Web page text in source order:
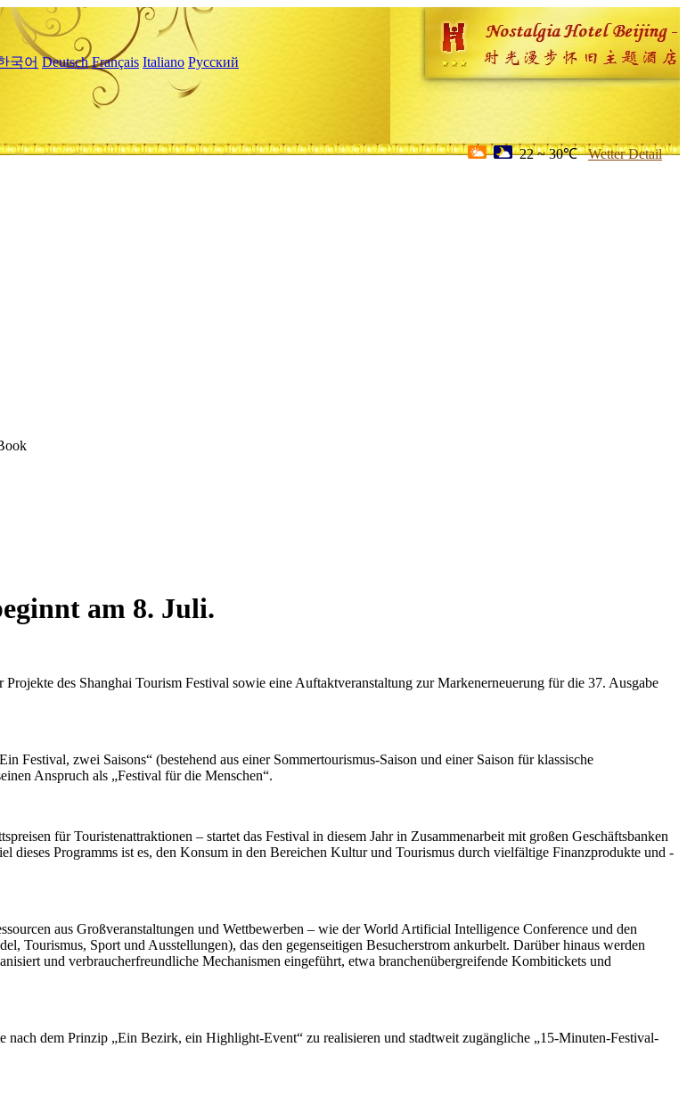
국어 Deutsch Français Italiano Русский
22 ~ 30℃ Wetter Detail
am 8. Juli.
des Shanghai Tourism Festival sowie eine Auftaktveranstaltung zur Markenerneuerung für die 37. Ausgabe
Festival, zwei Saisons“ (bestehend aus einer Sommertourismus-Saison und einer Saison für klassische
Anspruch als „Festival für die Menschen“.
für Touristenattraktionen – startet das Festival in diesem Jahr in Zusammenarbeit mit großen Geschäftsbanken
Programms ist es, den Konsum in den Bereichen Kultur und Tourismus durch vielfältige Finanzprodukte und -
aus Großveranstaltungen und Wettbewerben – wie der World Artificial Intelligence Conference und den
Tourismus, Sport und Ausstellungen), das den gegenseitigen Besucherstrom ankurbelt. Darüber hinaus werden
und verbraucherfreundliche Mechanismen eingeführt, etwa branchenübergreifende Kombitickets und
nach dem Prinzip „Ein Bezirk, ein Highlight-Event“ zu realisieren und stadtweit zugängliche „15-Minuten-Festival-